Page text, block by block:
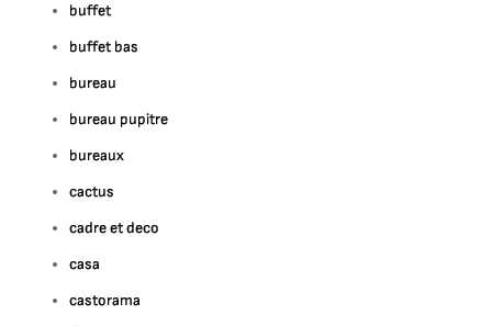
buffet
buffet bas
bureau
bureau pupitre
bureaux
cactus
cadre et deco
casa
castorama